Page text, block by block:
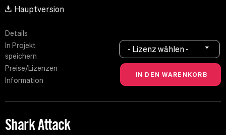
Hauptversion
Details
In Projekt
speichern
Preise/Lizenzen
Information
- Lizenz wählen -
Shark Attack